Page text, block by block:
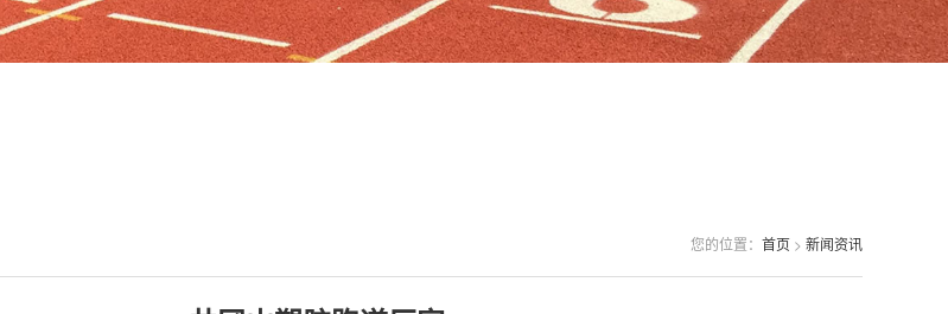
您的位置： 首页 > 新闻资讯